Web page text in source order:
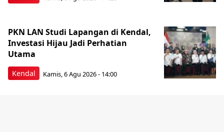
Kendal
PKN LAN Studi Lapangan di Kendal,
Investasi Hijau Jadi Perhatian
Utama
Kamis, 6 Agu 2026 - 14:00